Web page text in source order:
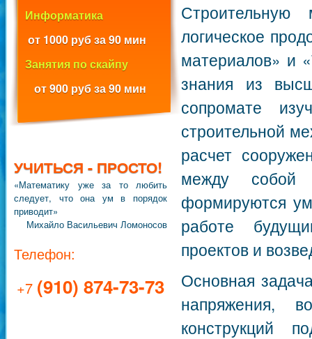
Информатика
от 1000 руб за 90 мин
Занятия по скайпу
от 900 руб за 90 мин
УЧИТЬСЯ - ПРОСТО!
«Математику уже за то любить
следует, что она ум в порядок
приводит»
Михайло Васильевич Ломоносов
Телефон:
+7 (910) 874-73-73
логическое
материалов» и
знания из
сопромате
строительной
расчет
между собой
формируются
работе
проектов и
Основная
напряжения,
конструкций